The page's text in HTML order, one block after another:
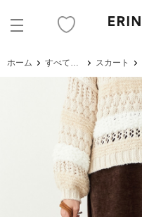
ホーム すべてのアイテム スカート